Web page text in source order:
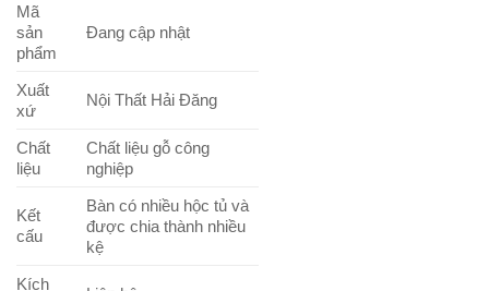
Mã
sản
phẩm
Đang cập nhật
Xuất
xứ
Nội Thất Hải Đăng
Chất
liệu
Chất liệu gỗ công
nghiệp
Kết
cấu
Bàn có nhiều hộc tủ và
được chia thành nhiều
kệ
Kích